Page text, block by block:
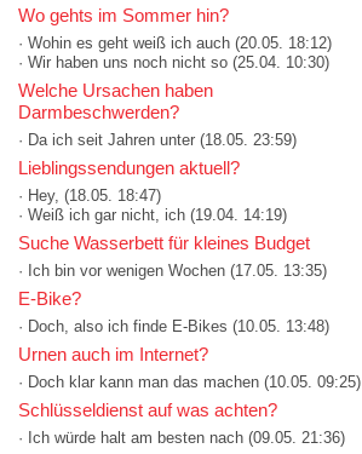
Wo gehts im Sommer hin?
· Wohin es geht weiß ich auch (20.05. 18:12)
· Wir haben uns noch nicht so (25.04. 10:30)
Welche Ursachen haben
Darmbeschwerden?
· Da ich seit Jahren unter (18.05. 23:59)
Lieblingssendungen aktuell?
· Hey, (18.05. 18:47)
· Weiß ich gar nicht, ich (19.04. 14:19)
Suche Wasserbett für kleines Budget
· Ich bin vor wenigen Wochen (17.05. 13:35)
E-Bike?
· Doch, also ich finde E-Bikes (10.05. 13:48)
Urnen auch im Internet?
· Doch klar kann man das machen (10.05. 09:25)
Schlüsseldienst auf was achten?
· Ich würde halt am besten nach (09.05. 21:36)